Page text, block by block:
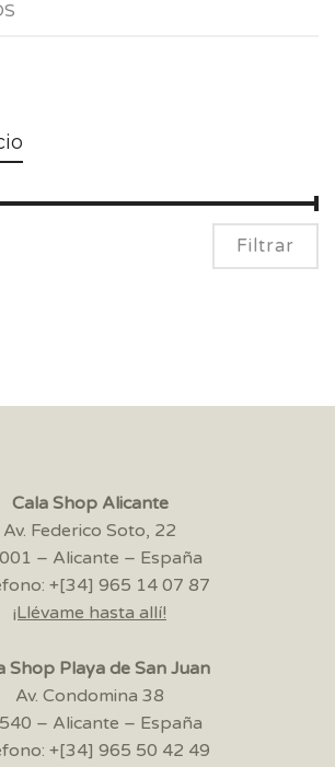
Filtrar
Cala Shop Alicante
Av. Federico Soto, 22
– Alicante – España
+[34] 965 14 07 87
¡Llévame hasta allí!
Shop Playa de San Juan
Av. Condomina 38
– Alicante – España
+[34] 965 50 42 49